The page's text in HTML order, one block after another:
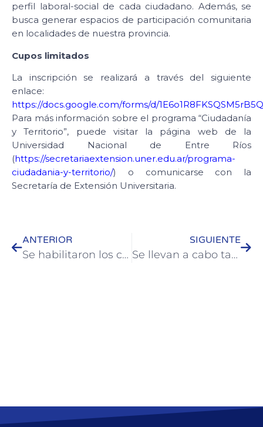
perfil laboral-social de cada ciudadano. Además, se
busca generar espacios de participación comunitaria
en localidades de nuestra provincia.
Cupos limitados
La inscripción se realizará a través del siguiente
enlace:
https://docs.google.com/forms/d/
Para más información sobre el programa “Ciudadanía
y Territorio”, puede visitar la página web de la
Universidad Nacional de Entre Ríos
(https://secretariaextension.uner.edu.ar/programa-
ciudadania-y-territorio/) o comunicarse con la
Secretaría de Extensión Universitaria.
ANTERIOR
Se habilitaron los cruces de calle Urquiza entre plazas Artigas y Washington
SIGUIENTE
Se llevan a cabo tareas de reforestación en la zona costera de Colón